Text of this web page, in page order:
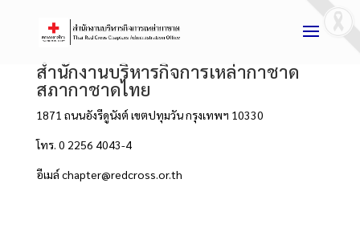
สำนักงานบริหารกิจการเหล่ากาชาด
สภากาชาดไทย
1871 ถนนอังรีดูนังต์ เขตปทุมวัน กรุงเทพฯ 10330
โทร. 0 2256 4043-4
อีเมล์chapter@redcross.or.th